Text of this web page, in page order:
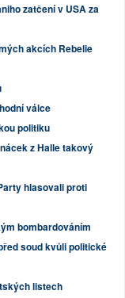
zatčení v USA za
akcích Rebelie
válce
politiku
z Halle takový
hlasovali proti
bombardováním
soud kvůli politické
listech